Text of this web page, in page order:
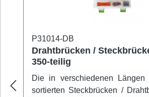
P31014-DB
Drahtbrücken /
350-teilig
Die in verschiedenen Längen
sortierten Steckbrücken /